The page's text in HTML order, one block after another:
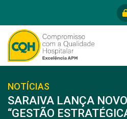
NOTÍCIAS
SARAIVA LANÇA
“GESTÃO